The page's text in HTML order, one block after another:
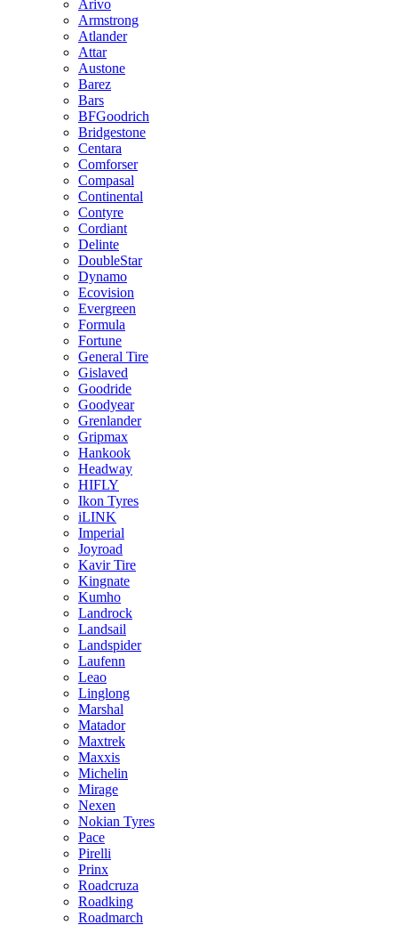
Arivo
Armstrong
Atlander
Attar
Austone
Barez
Bars
BFGoodrich
Bridgestone
Centara
Comforser
Compasal
Continental
Contyre
Cordiant
Delinte
DoubleStar
Dynamo
Ecovision
Evergreen
Formula
Fortune
General Tire
Gislaved
Goodride
Goodyear
Grenlander
Gripmax
Hankook
Headway
HIFLY
Ikon Tyres
iLINK
Imperial
Joyroad
Kavir Tire
Kingnate
Kumho
Landrock
Landsail
Landspider
Laufenn
Leao
Linglong
Marshal
Matador
Maxtrek
Maxxis
Michelin
Mirage
Nexen
Nokian Tyres
Pace
Pirelli
Prinx
Roadcruza
Roadking
Roadmarch